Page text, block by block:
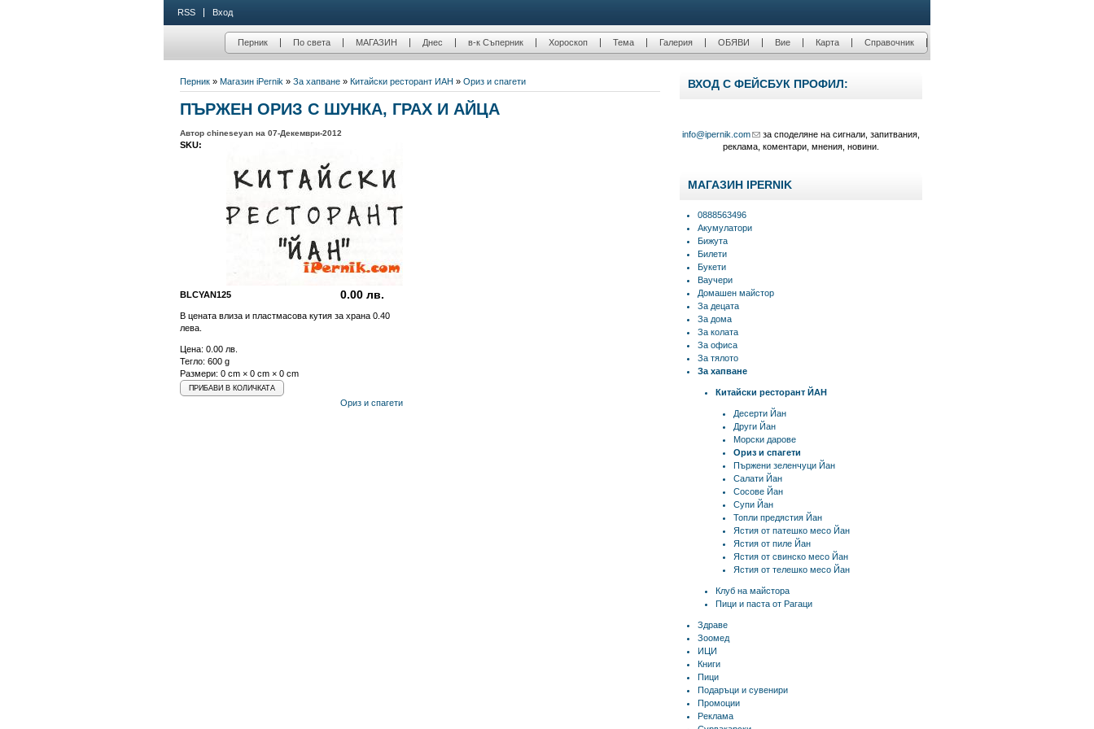
RSS Вход
Перник По света МАГАЗИН Днес в-к Съперник Хороскоп Тема Галерия ОБЯВИ Вие Карта Справочник
Перник » Магазин iPernik » За хапване » Китайски ресторант ЙАН » Ориз и спагети
ПЪРЖЕН ОРИЗ С ШУНКА, ГРАХ И АЙЦА
Автор chineseyan на 07-Декември-2012
0.00 лв.
SKU:
BLCYAN125
В цената влиза и пластмасова кутия за храна 0.40
лева.
Цена: 0.00 лв.
Тегло: 600 g
Размери: 0 cm × 0 cm × 0 cm
Ориз и спагети
ВХОД С ФЕЙСБУК ПРОФИЛ:
info@ipernik.com
за споделяне на сигнали, запитвания,
реклама, коментари, мнения, новини.
МАГАЗИН IPERNIK
0888563496
Акумулатори
Бижута
Билети
Букети
Ваучери
Домашен майстор
За децата
За дома
За колата
За офиса
За тялото
За хапване
Китайски ресторант ЙАН
Десерти Йан
Други Йан
Морски дарове
Ориз и спагети
Пържени зеленчуци Йан
Салати Йан
Сосове Йан
Супи Йан
Топли предястия Йан
Ястия от патешко месо Йан
Ястия от пиле Йан
Ястия от свинско месо Йан
Ястия от телешко месо Йан
Клуб на майстора
Пици и паста от Рагаци
Здраве
Зоомед
ИЦИ
Книги
Пици
Подаръци и сувенири
Промоции
Реклама